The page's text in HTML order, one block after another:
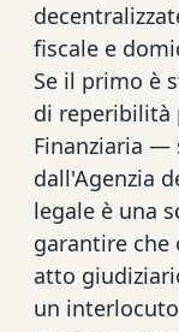
fiscale e
Se il primo è
di reperibilità
Finanziaria —
dall'Agenzia
legale è una
garantire che
atto
un